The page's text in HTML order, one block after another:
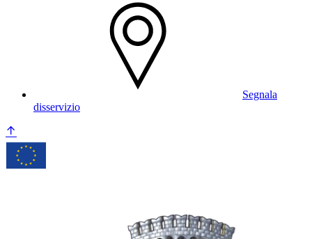
Segnala
disservizio